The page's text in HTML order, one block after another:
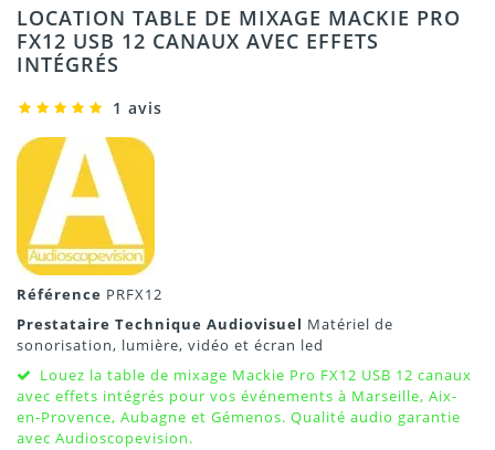
LOCATION TABLE DE MIXAGE MACKIE PRO
FX12 USB 12 CANAUX AVEC EFFETS
INTÉGRÉS
1 avis
Référence PRFX12
Prestataire Technique Audiovisuel Matériel de
sonorisation, lumière, vidéo et écran led
Louez la table de mixage Mackie Pro FX12 USB 12 canaux
avec effets intégrés pour vos événements à Marseille, Aix-
en-Provence, Aubagne et Gémenos. Qualité audio garantie
avec Audioscopevision.